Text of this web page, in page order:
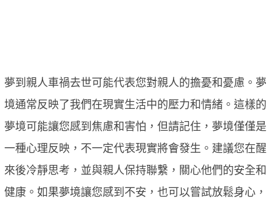
夢到親人車禍去世可能代表您對親人的擔憂和憂慮。夢
境通常反映了我們在現實生活中的壓力和情緒。這樣的
夢境可能讓您感到焦慮和害怕，但請記住，夢境僅僅是
一種心理反映，不一定代表現實將會發生。建議您在醒
來後冷靜思考，並與親人保持聯繫，關心他們的安全和
健康。如果夢境讓您感到不安，也可以嘗試放鬆身心，